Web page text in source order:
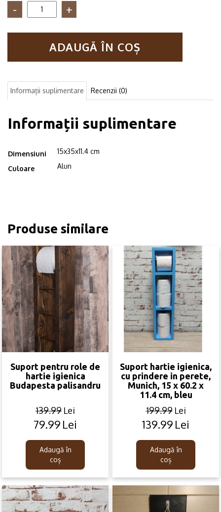
Cantitate
hartie
igienica
suport
Bavaria
alun
ADAUGĂ ÎN COȘ
Informații suplimentare Recenzii (0)
Informații suplimentare
Dimensiuni 15x35x11.4 cm
Culoare Alun
Produse similare
Suport pentru role de
hartie igienica
Budapesta palisandru
139.99 Lei
Original
was:
139.99lei.
79.99 Lei
Current
is:
79.99lei.
Adaugă în
coș
Suport hartie igienica,
cu prindere in perete,
Munich, 15 x 60.2 x
11.4 cm, bleu
199.99 Lei
Original
was:
199.99lei.
139.99 Lei
Current
is:
139.99lei.
Adaugă în
coș